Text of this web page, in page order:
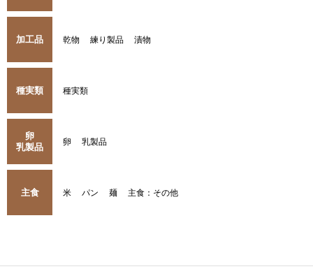
加工品 乾物 練り製品 漬物
種実類 種実類
卵
乳製品
卵 乳製品
主食 米 パン 麺 主食：その他